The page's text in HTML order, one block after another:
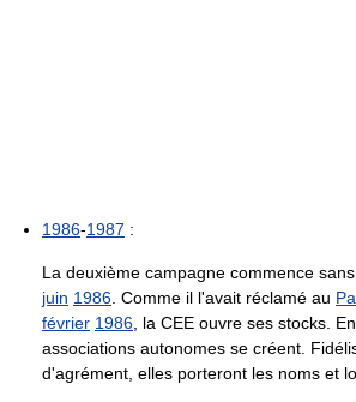
1986-1987 :
La deuxième campagne commence
juin 1986. Comme il l'avait réclamé au
février 1986, la CEE ouvre ses stocks.
associations autonomes se créent.
d'agrément, elles porteront les noms et